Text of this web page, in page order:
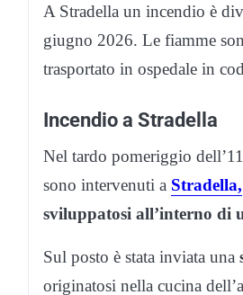
A Stradella un incendio è
giugno 2026. Le fiamme
trasportato in ospedale in
Incendio a Stradella
Nel tardo pomeriggio
sono intervenuti a Stradella,
sviluppatosi all’interno di
Sul posto è stata inviata una
originatosi nella cucina